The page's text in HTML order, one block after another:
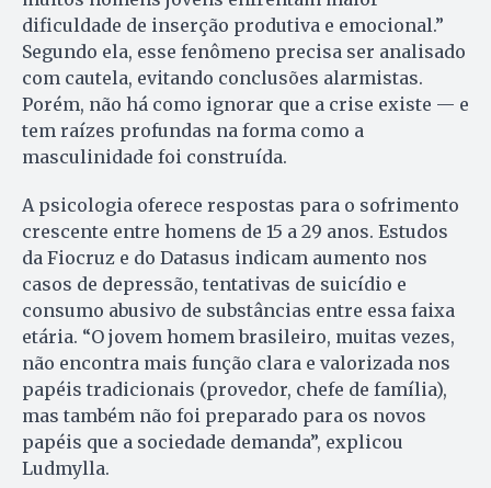
dificuldade de inserção produtiva e emocional.”
Segundo ela, esse fenômeno precisa ser analisado
com cautela, evitando conclusões alarmistas.
Porém, não há como ignorar que a crise existe — e
tem raízes profundas na forma como a
masculinidade foi construída.
A psicologia oferece respostas para o sofrimento
crescente entre homens de 15 a 29 anos. Estudos
da Fiocruz e do Datasus indicam aumento nos
casos de depressão, tentativas de suicídio e
consumo abusivo de substâncias entre essa faixa
etária. “O jovem homem brasileiro, muitas vezes,
não encontra mais função clara e valorizada nos
papéis tradicionais (provedor, chefe de família),
mas também não foi preparado para os novos
papéis que a sociedade demanda”, explicou
Ludmylla.